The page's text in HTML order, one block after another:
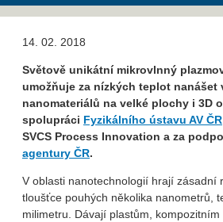
14. 02. 2018
Světově unikátní mikrovlnný
umožňuje za nízkých teplot nanášet
nanomateriálů na velké plochy i 3D
spolupráci Fyzikálního ústavu AV ČR
SVCS Process Innovation a za
agentury ČR.
V oblasti nanotechnologií hrají zásadní
tloušťce pouhých několika nanometrů,
milimetru. Dávají plastům,